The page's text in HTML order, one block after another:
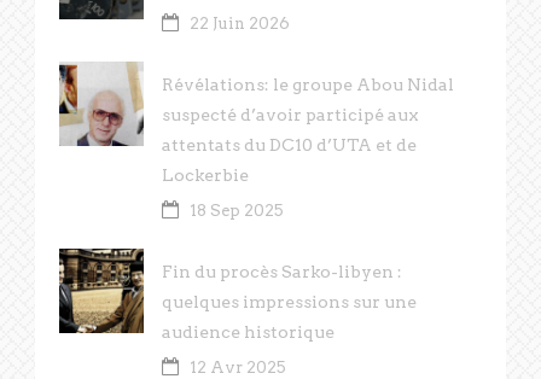
22 Juin 2026
Révélations: le groupe Abou Nidal
suspecté d’avoir participé aux
attentats du DC10 d’UTA et de
Lockerbie
18 Sep 2025
Fin du procès Sarko-libyen :
quelques impressions sur une
audience historique
12 Avr 2025